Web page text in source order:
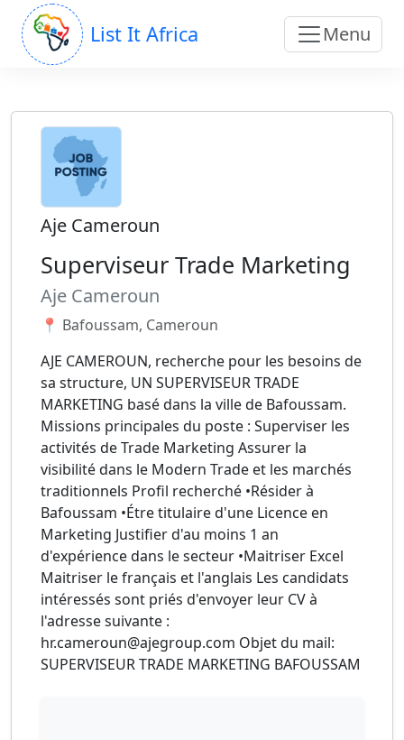
List It Africa Menu
Aje Cameroun
Superviseur Trade Marketing
Aje Cameroun
📍 Bafoussam, Cameroun
AJE CAMEROUN, recherche pour les besoins de
sa structure, UN SUPERVISEUR TRADE
MARKETING basé dans la ville de Bafoussam.
Missions principales du poste : Superviser les
activités de Trade Marketing Assurer la
visibilité dans le Modern Trade et les marchés
traditionnels Profil recherché •Résider à
Bafoussam •Étre titulaire d'une Licence en
Marketing Justifier d'au moins 1 an
d'expérience dans le secteur •Maitriser Excel
Maitriser le français et l'anglais Les candidats
intéressés sont priés d'envoyer leur CV à
l'adresse suivante :
hr.cameroun@ajegroup.com Objet du mail:
SUPERVISEUR TRADE MARKETING BAFOUSSAM